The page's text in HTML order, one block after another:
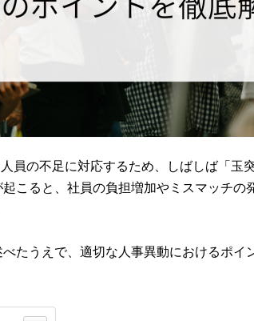
員の不足に対応するため、しばしば「玉
こると、社員の負担増加やミスマッチの
たうえで、適切な人事異動におけるポイ